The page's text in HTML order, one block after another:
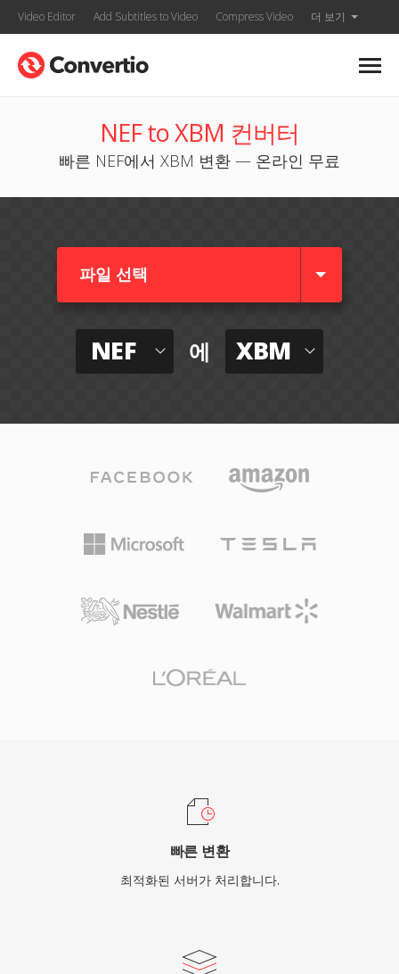
Video Editor Add Subtitles to Video Compress Video 더 보기
NEF to XBM 컨버터
빠른 NEF에서 XBM 변환 — 온라인 무료
파일 선택
NEF 에 XBM
빠른 변환
최적화된 서버가 처리합니다.